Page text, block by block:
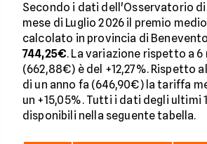
Secondo i dati dell'Osservatorio di
mese di Luglio 2026 il premio medio
calcolato in provincia di
744,25€. La variazione rispetto a 6
(662,88€) è del +12,27%. Rispetto
di un anno fa (646,90€) la tariffa
un +15,05%. Tutti i dati degli ultimi
disponibili nella seguente tabella.